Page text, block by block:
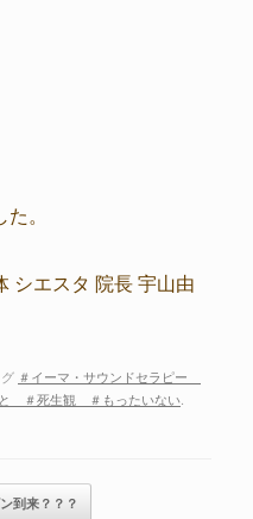
。
シエスタ 院長 宇山由
＃イーマ・サウンドセラピー
と ＃死生観 ＃もったいない.
到来？？？